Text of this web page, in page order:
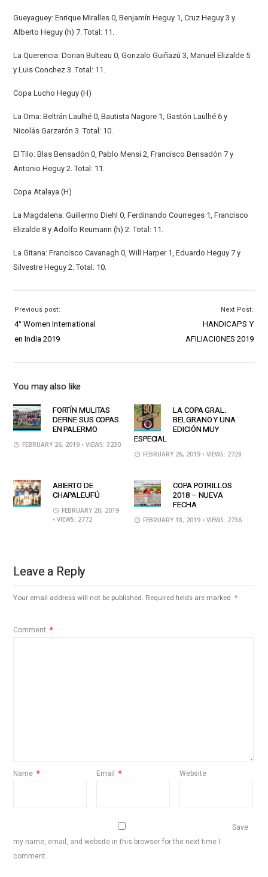
Gueyaguey: Enrique Miralles 0, Benjamín Heguy 1, Cruz Heguy 3 y
Alberto Heguy (h) 7. Total: 11.
La Querencia: Dorian Bulteau 0, Gonzalo Guiñazú 3, Manuel Elizalde 5
y Luis Conchez 3. Total: 11.
Copa Lucho Heguy (H)
La Oma: Beltrán Laulhé 0, Bautista Nagore 1, Gastón Laulhé 6 y
Nicolás Garzarón 3. Total: 10.
El Tilo: Blas Bensadón 0, Pablo Mensi 2, Francisco Bensadón 7 y
Antonio Heguy 2. Total: 11.
Copa Atalaya (H)
La Magdalena: Guillermo Diehl 0, Ferdinando Courreges 1, Francisco
Elizalde 8 y Adolfo Reumann (h) 2. Total: 11.
La Gitana: Francisco Cavanagh 0, Will Harper 1, Eduardo Heguy 7 y
Silvestre Heguy 2. Total: 10.
Previous post:
4° Women International
en India 2019
Next Post:
HANDICAPS Y
AFILIACIONES 2019
You may also like
FORTÍN MULITAS
DEFINE SUS COPAS
EN PALERMO
FEBRUARY 26, 2019 • VIEWS: 3230
LA COPA GRAL.
BELGRANO Y UNA
EDICIÓN MUY
ESPECIAL
FEBRUARY 26, 2019 • VIEWS: 2728
ABIERTO DE
CHAPALEUFÚ
FEBRUARY 20, 2019
• VIEWS: 2772
COPA POTRILLOS
2018 – NUEVA
FECHA
FEBRUARY 18, 2019 • VIEWS: 2736
Leave a Reply
Your email address will not be published. Required fields are marked *
Comment *
Name * Email * Website
Save
my name, email, and website in this browser for the next time I
comment.